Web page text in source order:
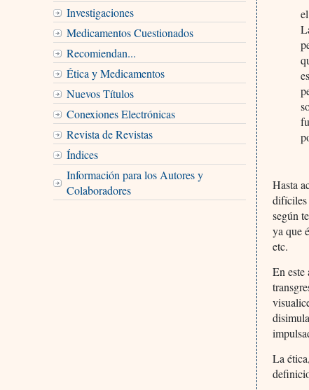
Investigaciones
Medicamentos Cuestionados
Recomiendan...
Ética y Medicamentos
Nuevos Títulos
Conexiones Electrónicas
Revista de Revistas
Índices
Información para los Autores y
Colaboradores
Hasta
difíciles
según
ya que
etc.
En este
La